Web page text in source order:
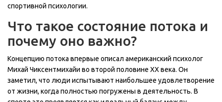
спортивной психологии.
Что такое состояние потока и
почему оно важно?
Концепцию потока впервые описал американский психолог
Михай Чиксентмихайи во второй половине XX века. Он
заметил, что люди испытывают наибольшее удовлетворение
от жизни, когда полностью погружены в деятельность. В